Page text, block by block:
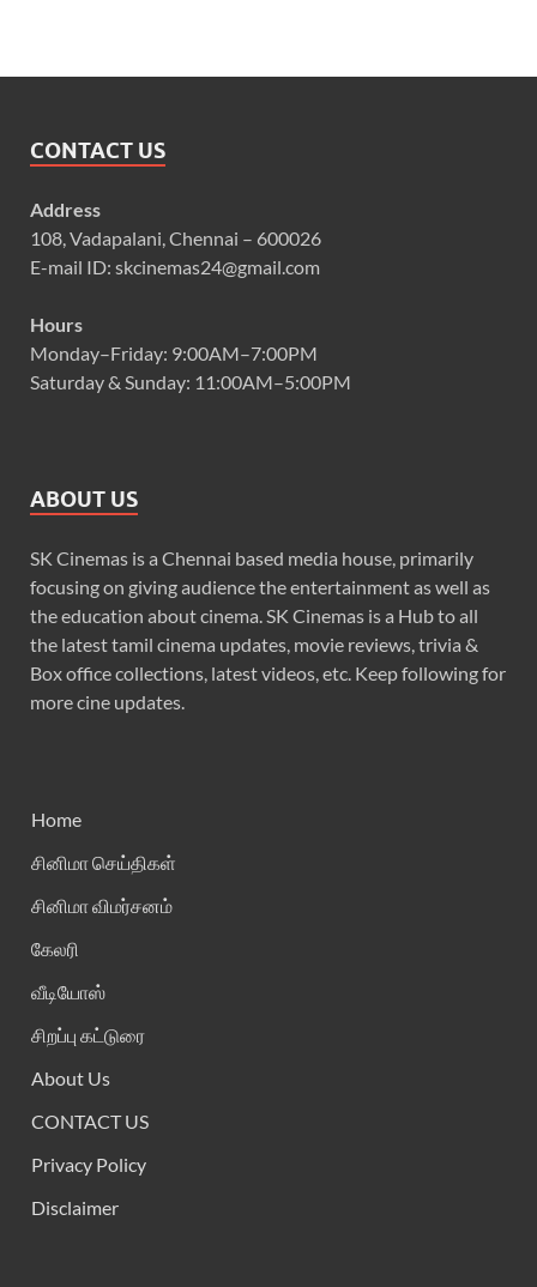
CONTACT US
Address
108, Vadapalani, Chennai – 600026
E-mail ID: skcinemas24@gmail.com
Hours
Monday–Friday: 9:00AM–7:00PM
Saturday & Sunday: 11:00AM–5:00PM
ABOUT US
SK Cinemas is a Chennai based media house, primarily
focusing on giving audience the entertainment as well as
the education about cinema. SK Cinemas is a Hub to all
the latest tamil cinema updates, movie reviews, trivia &
Box office collections, latest videos, etc. Keep following for
more cine updates.
Home
சினிமா செய்திகள்
சினிமா விமர்சனம்
கேலரி
வீடியோஸ்
சிறப்பு கட்டுரை
About Us
CONTACT US
Privacy Policy
Disclaimer